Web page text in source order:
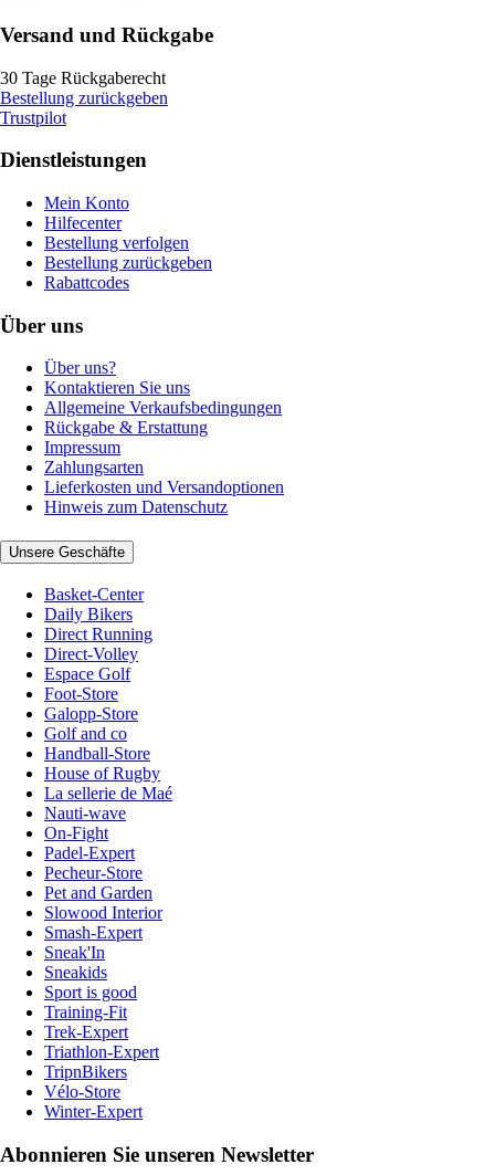
Versand und Rückgabe
30 Tage Rückgaberecht
Bestellung zurückgeben
Trustpilot
Dienstleistungen
Mein Konto
Hilfecenter
Bestellung verfolgen
Bestellung zurückgeben
Rabattcodes
Über uns
Über uns?
Kontaktieren Sie uns
Allgemeine Verkaufsbedingungen
Rückgabe & Erstattung
Impressum
Zahlungsarten
Lieferkosten und Versandoptionen
Hinweis zum Datenschutz
Unsere Geschäfte
Basket-Center
Daily Bikers
Direct Running
Direct-Volley
Espace Golf
Foot-Store
Galopp-Store
Golf and co
Handball-Store
House of Rugby
La sellerie de Maé
Nauti-wave
On-Fight
Padel-Expert
Pecheur-Store
Pet and Garden
Slowood Interior
Smash-Expert
Sneak'In
Sneakids
Sport is good
Training-Fit
Trek-Expert
Triathlon-Expert
TripnBikers
Vélo-Store
Winter-Expert
Abonnieren Sie unseren Newsletter